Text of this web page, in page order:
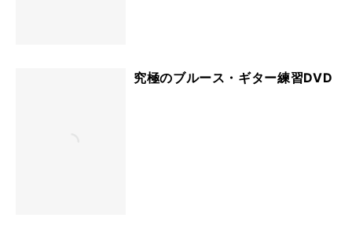
究極のブルース・ギター練習DVD